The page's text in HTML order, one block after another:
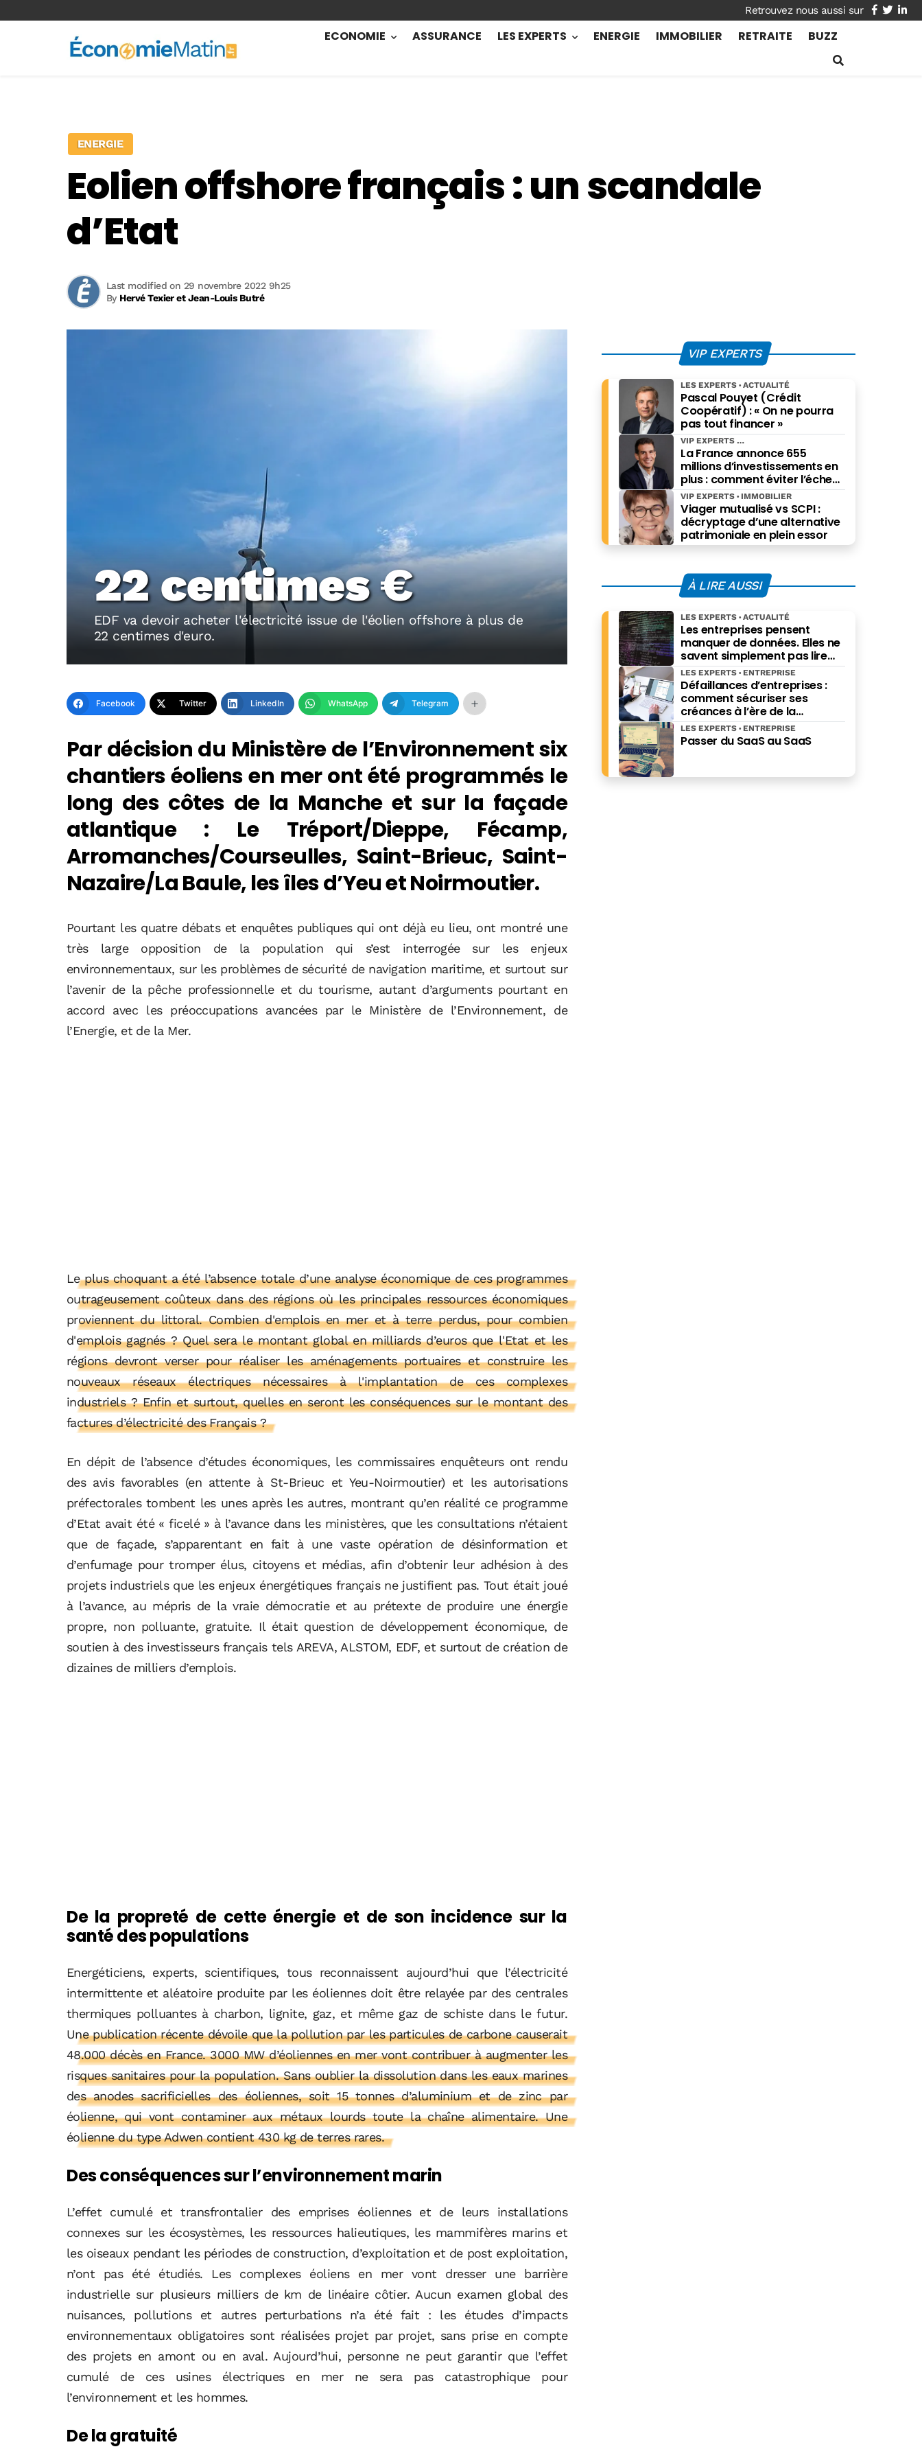
facebook
twitter
ECONOMIE ASSURANCE LES EXPERTS ENERGIE IMMOBILIER RETRAITE BUZZ
ENERGIE
Eolien offshore français : un scandale
d’Etat
By Hervé Texier et Jean-Louis Butré
Last modified on 29 novembre 2022 9h25
22 centimes €
EDF va devoir acheter l'électricité issue de l'éolien offshore à plus de
22 centimes d'euro.
Facebook Twitter LinkedIn WhatsApp Telegram
Par décision du Ministère de l’Environnement six
chantiers éoliens en mer ont été programmés le
long des côtes de la Manche et sur la façade
atlantique : Le Tréport/Dieppe, Fécamp,
Arromanches/Courseulles, Saint-Brieuc, Saint-
Nazaire/La Baule, les îles d’Yeu et Noirmoutier.
Pourtant les quatre débats et enquêtes publiques qui ont déjà eu lieu, ont montré une
très large opposition de la population qui s’est interrogée sur les enjeux
environnementaux, sur les problèmes de sécurité de navigation maritime, et surtout sur
l’avenir de la pêche professionnelle et du tourisme, autant d’arguments pourtant en
accord avec les préoccupations avancées par le Ministère de l’Environnement, de
l’Energie, et de la Mer.
Le plus choquant a été l’absence totale d’une analyse économique de ces programmes
outrageusement coûteux dans des régions où les principales ressources économiques
proviennent du littoral. Combien d'emplois en mer et à terre perdus, pour combien
d'emplois gagnés ? Quel sera le montant global en milliards d’euros que l'Etat et les
régions devront verser pour réaliser les aménagements portuaires et construire les
nouveaux réseaux électriques nécessaires à l'implantation de ces complexes
industriels ? Enfin et surtout, quelles en seront les conséquences sur le montant des
factures d’électricité des Français ?
En dépit de l’absence d’études économiques, les commissaires enquêteurs ont rendu
des avis favorables (en attente à St-Brieuc et Yeu-Noirmoutier) et les autorisations
préfectorales tombent les unes après les autres, montrant qu’en réalité ce programme
d’Etat avait été « ficelé » à l’avance dans les ministères, que les consultations n’étaient
que de façade, s’apparentant en fait à une vaste opération de désinformation et
d’enfumage pour tromper élus, citoyens et médias, afin d’obtenir leur adhésion à des
projets industriels que les enjeux énergétiques français ne justifient pas. Tout était joué
à l’avance, au mépris de la vraie démocratie et au prétexte de produire une énergie
propre, non polluante, gratuite. Il était question de développement économique, de
soutien à des investisseurs français tels AREVA, ALSTOM, EDF, et surtout de création de
dizaines de milliers d’emplois.
De la propreté de cette énergie et de son incidence sur la
santé des populations
Energéticiens, experts, scientifiques, tous reconnaissent aujourd’hui que l’électricité
intermittente et aléatoire produite par les éoliennes doit être relayée par des centrales
thermiques polluantes à charbon, lignite, gaz, et même gaz de schiste dans le futur.
Une publication récente dévoile que la pollution par les particules de carbone causerait
48.000 décès en France. 3000 MW d’éoliennes en mer vont contribuer à augmenter les
risques sanitaires pour la population. Sans oublier la dissolution dans les eaux marines
des anodes sacrificielles des éoliennes, soit 15 tonnes d’aluminium et de zinc par
éolienne, qui vont contaminer aux métaux lourds toute la chaîne alimentaire. Une
éolienne du type Adwen contient 430 kg de terres rares.
Des conséquences sur l’environnement marin
L’effet cumulé et transfrontalier des emprises éoliennes et de leurs installations
connexes sur les écosystèmes, les ressources halieutiques, les mammifères marins et
les oiseaux pendant les périodes de construction, d’exploitation et de post exploitation,
n’ont pas été étudiés. Les complexes éoliens en mer vont dresser une barrière
industrielle sur plusieurs milliers de km de linéaire côtier. Aucun examen global des
nuisances, pollutions et autres perturbations n’a été fait : les études d’impacts
environnementaux obligatoires sont réalisées projet par projet, sans prise en compte
des projets en amont ou en aval. Aujourd’hui, personne ne peut garantir que l’effet
cumulé de ces usines électriques en mer ne sera pas catastrophique pour
l’environnement et les hommes.
De la gratuité
VIP EXPERTS
Pascal Pouyet (Crédit
Coopératif) : « On ne pourra
pas tout financer »
LES EXPERTS ACTUALITÉ
La France annonce 655
millions d’investissements en
plus : comment éviter l’échec
des projets à grande échelle ?
VIP EXPERTS
Viager mutualisé vs SCPI :
décryptage d’une alternative
patrimoniale en plein essor
VIP EXPERTS IMMOBILIER
À LIRE AUSSI
Les entreprises pensent
manquer de données. Elles ne
savent simplement pas lire
celles qu’elles possèdent déjà.
LES EXPERTS ACTUALITÉ
Défaillances d’entreprises :
comment sécuriser ses
créances à l’ère de la
facturation électronique ?
LES EXPERTS ENTREPRISE
Passer du SaaS au SaaS
LES EXPERTS ENTREPRISE